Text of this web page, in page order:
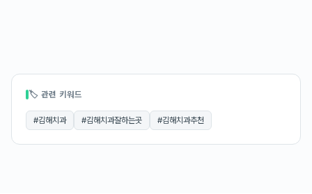
🏷 관련 키워드
#김해치과 #김해치과잘하는곳 #김해치과추천